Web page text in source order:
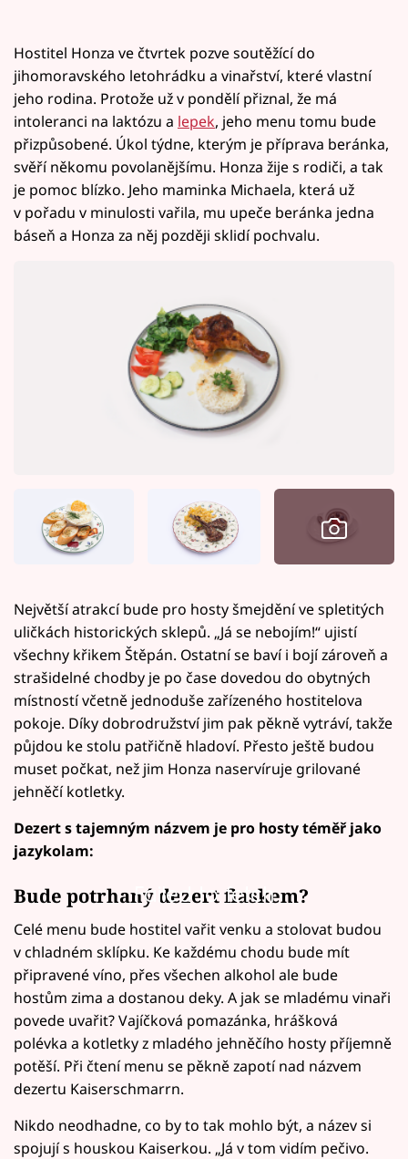
Hostitel Honza ve čtvrtek pozve soutěžící do
jihomoravského letohrádku a vinařství, které vlastní
jeho rodina. Protože už v pondělí přiznal, že má
intoleranci na laktózu a lepek, jeho menu tomu bude
přizpůsobené. Úkol týdne, kterým je příprava beránka,
svěří někomu povolanějšímu. Honza žije s rodiči, a tak
je pomoc blízko. Jeho maminka Michaela, která už
v pořadu v minulosti vařila, mu upeče beránka jedna
báseň a Honza za něj později sklidí pochvalu.
Největší atrakcí bude pro hosty šmejdění ve spletitých
uličkách historických sklepů. „Já se nebojím!“ ujistí
všechny křikem Štěpán. Ostatní se baví i bojí zároveň a
strašidelné chodby je po čase dovedou do obytných
místností včetně jednoduše zařízeného hostitelova
pokoje. Díky dobrodružství jim pak pěkně vytráví, takže
půjdou ke stolu patřičně hladoví. Přesto ještě budou
muset počkat, než jim Honza naservíruje grilované
jehněčí kotletky.
Dezert s tajemným názvem je pro hosty téměř jako
jazykolam:
Failed to fetch
Bude potrhaný dezert fiaskem?
Celé menu bude hostitel vařit venku a stolovat budou
v chladném sklípku. Ke každému chodu bude mít
připravené víno, přes všechen alkohol ale bude
hostům zima a dostanou deky. A jak se mladému vinaři
povede uvařit? Vajíčková pomazánka, hrášková
polévka a kotletky z mladého jehněčího hosty příjemně
potěší. Při čtení menu se pěkně zapotí nad názvem
dezertu Kaiserschmarrn.
Nikdo neodhadne, co by to tak mohlo být, a název si
spojují s houskou Kaiserkou. „Já v tom vidím pečivo.